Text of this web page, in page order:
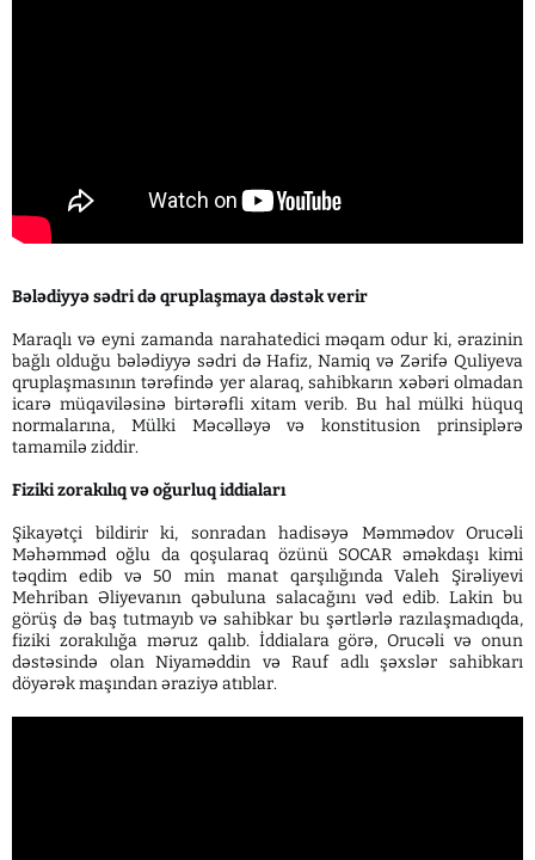
Bələdiyyə sədri də qruplaşmaya dəstək verir
Maraqlı və eyni zamanda narahatedici məqam odur ki, ərazinin
bağlı olduğu bələdiyyə sədri də Hafiz, Namiq və Zərifə Quliyeva
qruplaşmasının tərəfində yer alaraq, sahibkarın xəbəri olmadan
icarə müqaviləsinə birtərəfli xitam verib. Bu hal mülki hüquq
normalarına, Mülki Məcəlləyə və konstitusion prinsiplərə
tamamilə ziddir.
Fiziki zorakılıq və oğurluq iddiaları
Şikayətçi bildirir ki, sonradan hadisəyə Məmmədov Orucəli
Məhəmməd oğlu da qoşularaq özünü SOCAR əməkdaşı kimi
təqdim edib və 50 min manat qarşılığında Valeh Şirəliyevi
Mehriban Əliyevanın qəbuluna salacağını vəd edib. Lakin bu
görüş də baş tutmayıb və sahibkar bu şərtlərlə razılaşmadıqda,
fiziki zorakılığa məruz qalıb. İddialara görə, Orucəli və onun
dəstəsində olan Niyaməddin və Rauf adlı şəxslər sahibkarı
döyərək maşından əraziyə atıblar.